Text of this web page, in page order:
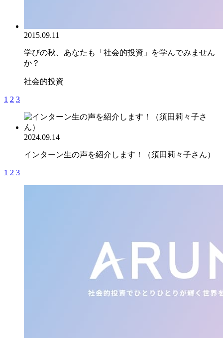
2015.09.11
学びの秋、あなたも「社会的投資」を学んでみません
か？
社会的投資
1 2 3
2024.09.14
インターン生の声を紹介します！（須田莉々子さん）
1 2 3